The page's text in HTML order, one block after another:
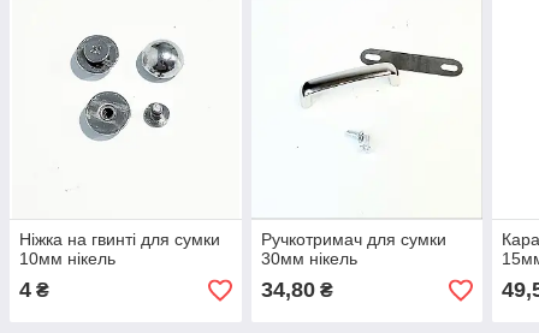
Ніжка на гвинті для сумки
10мм нікель
4 ₴
Ручкотримач для сумки
30мм нікель
34,80₴